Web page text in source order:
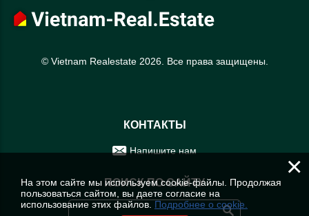
© Vietnam Realestate 2026. Все права защищены.
КОНТАКТЫ
Напишите нам
ПОИСК ПО САЙТУ
×
На этом сайте мы используем cookie-файлы. Продолжая
пользоваться сайтом, вы даете согласие на
использование этих файлов. Подробнее о cookie.